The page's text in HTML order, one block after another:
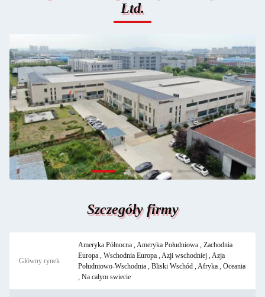
Ltd.
Szczegóły firmy
Główny rynek
Ameryka Północna , Ameryka Południowa , Zachodnia
Europa , Wschodnia Europa , Azji wschodniej , Azja
Południowo-Wschodnia , Bliski Wschód , Afryka , Oceania
, Na calym swiecie